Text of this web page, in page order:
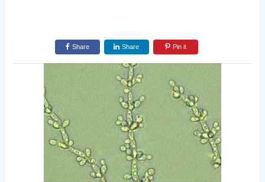
Share Share Pin it